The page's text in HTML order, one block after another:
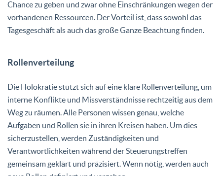
Chance zu geben und zwar ohne Einschränkungen wegen der
vorhandenen Ressourcen. Der Vorteil ist, dass sowohl das
Tagesgeschäft als auch das große Ganze Beachtung finden.
Rollenverteilung
Die Holokratie stützt sich auf eine klare Rollenverteilung, um
interne Konflikte und Missverständnisse rechtzeitig aus dem
Weg zu räumen. Alle Personen wissen genau, welche
Aufgaben und Rollen sie in ihren Kreisen haben. Um dies
sicherzustellen, werden Zuständigkeiten und
Verantwortlichkeiten während der Steuerungstreffen
gemeinsam geklärt und präzisiert. Wenn nötig, werden auch